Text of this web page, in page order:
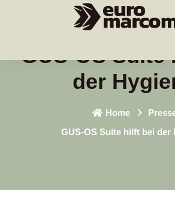
GUS-OS
der
Home
GUS-OS Suite hilft bei der